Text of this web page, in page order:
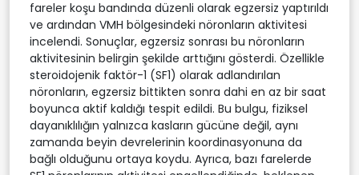
fareler koşu bandında düzenli olarak egzersiz yaptırıldı
ve ardından VMH bölgesindeki nöronların aktivitesi
incelendi. Sonuçlar, egzersiz sonrası bu nöronların
aktivitesinin belirgin şekilde arttığını gösterdi. Özellikle
steroidojenik faktör-1 (SF1) olarak adlandırılan
nöronların, egzersiz bittikten sonra dahi en az bir saat
boyunca aktif kaldığı tespit edildi. Bu bulgu, fiziksel
dayanıklılığın yalnızca kasların gücüne değil, aynı
zamanda beyin devrelerinin koordinasyonuna da
bağlı olduğunu ortaya koydu. Ayrıca, bazı farelerde